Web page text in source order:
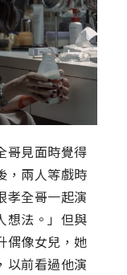
見面時覺得
，兩人等戲時
孝全哥一起演
想法。」但與
偶像女兒，她
以前看過他演